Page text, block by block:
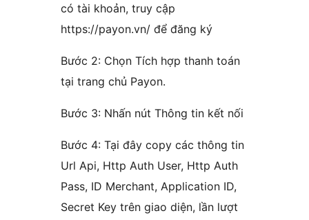
có tài khoản, truy cập
https://payon.vn/ để đăng ký
Bước 2: Chọn Tích hợp thanh toán
tại trang chủ Payon.
Bước 3: Nhấn nút Thông tin kết nối
Bước 4: Tại đây copy các thông tin
Url Api, Http Auth User, Http Auth
Pass, ID Merchant, Application ID,
Secret Key trên giao diện, lần lượt